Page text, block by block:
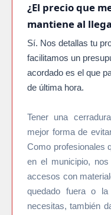
¿El precio que
mantiene al
Sí. Nos detallas tu
facilitamos un
acordado es el que
de última hora.
Tener una
mejor forma de
Como profesionales
en el municipio,
accesos con
quedado fuera o
necesitas, también